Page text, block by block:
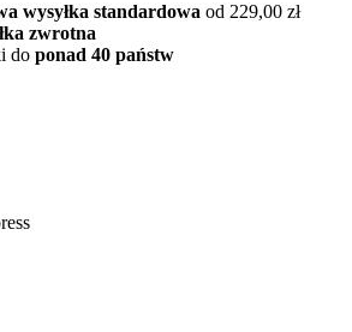
wysyłka standardowa od 229,00 zł
zwrotna
do ponad 40 państw